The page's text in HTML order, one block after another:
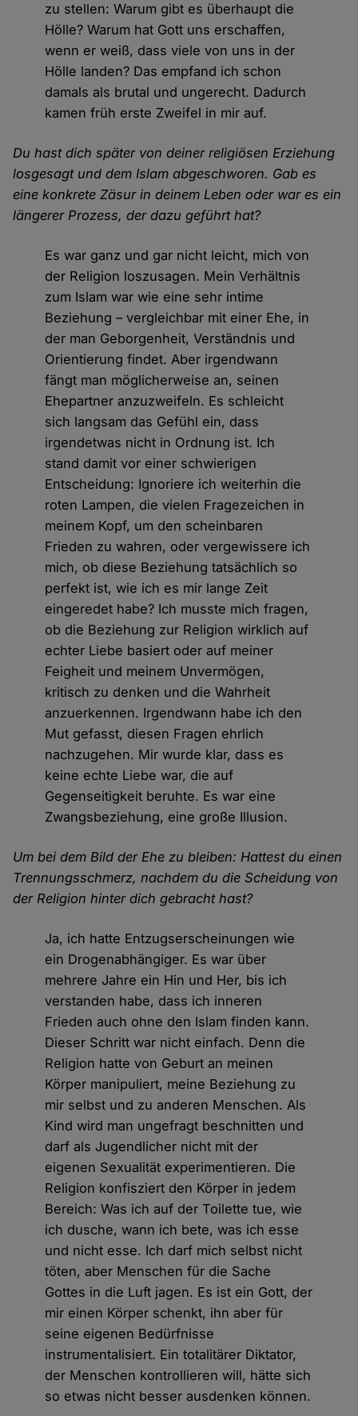
zu stellen: Warum gibt es überhaupt die
Hölle? Warum hat Gott uns erschaffen,
wenn er weiß, dass viele von uns in der
Hölle landen? Das empfand ich schon
damals als brutal und ungerecht. Dadurch
kamen früh erste Zweifel in mir auf.
Du hast dich später von deiner religiösen Erziehung
losgesagt und dem Islam abgeschworen. Gab es
eine konkrete Zäsur in deinem Leben oder war es ein
längerer Prozess, der dazu geführt hat?
Es war ganz und gar nicht leicht, mich von
der Religion loszusagen. Mein Verhältnis
zum Islam war wie eine sehr intime
Beziehung – vergleichbar mit einer Ehe, in
der man Geborgenheit, Verständnis und
Orientierung findet. Aber irgendwann
fängt man möglicherweise an, seinen
Ehepartner anzuzweifeln. Es schleicht
sich langsam das Gefühl ein, dass
irgendetwas nicht in Ordnung ist. Ich
stand damit vor einer schwierigen
Entscheidung: Ignoriere ich weiterhin die
roten Lampen, die vielen Fragezeichen in
meinem Kopf, um den scheinbaren
Frieden zu wahren, oder vergewissere ich
mich, ob diese Beziehung tatsächlich so
perfekt ist, wie ich es mir lange Zeit
eingeredet habe? Ich musste mich fragen,
ob die Beziehung zur Religion wirklich auf
echter Liebe basiert oder auf meiner
Feigheit und meinem Unvermögen,
kritisch zu denken und die Wahrheit
anzuerkennen. Irgendwann habe ich den
Mut gefasst, diesen Fragen ehrlich
nachzugehen. Mir wurde klar, dass es
keine echte Liebe war, die auf
Gegenseitigkeit beruhte. Es war eine
Zwangsbeziehung, eine große Illusion.
Um bei dem Bild der Ehe zu bleiben: Hattest du einen
Trennungsschmerz, nachdem du die Scheidung von
der Religion hinter dich gebracht hast?
Ja, ich hatte Entzugserscheinungen wie
ein Drogenabhängiger. Es war über
mehrere Jahre ein Hin und Her, bis ich
verstanden habe, dass ich inneren
Frieden auch ohne den Islam finden kann.
Dieser Schritt war nicht einfach. Denn die
Religion hatte von Geburt an meinen
Körper manipuliert, meine Beziehung zu
mir selbst und zu anderen Menschen. Als
Kind wird man ungefragt beschnitten und
darf als Jugendlicher nicht mit der
eigenen Sexualität experimentieren. Die
Religion konfisziert den Körper in jedem
Bereich: Was ich auf der Toilette tue, wie
ich dusche, wann ich bete, was ich esse
und nicht esse. Ich darf mich selbst nicht
töten, aber Menschen für die Sache
Gottes in die Luft jagen. Es ist ein Gott, der
mir einen Körper schenkt, ihn aber für
seine eigenen Bedürfnisse
instrumentalisiert. Ein totalitärer Diktator,
der Menschen kontrollieren will, hätte sich
so etwas nicht besser ausdenken können.